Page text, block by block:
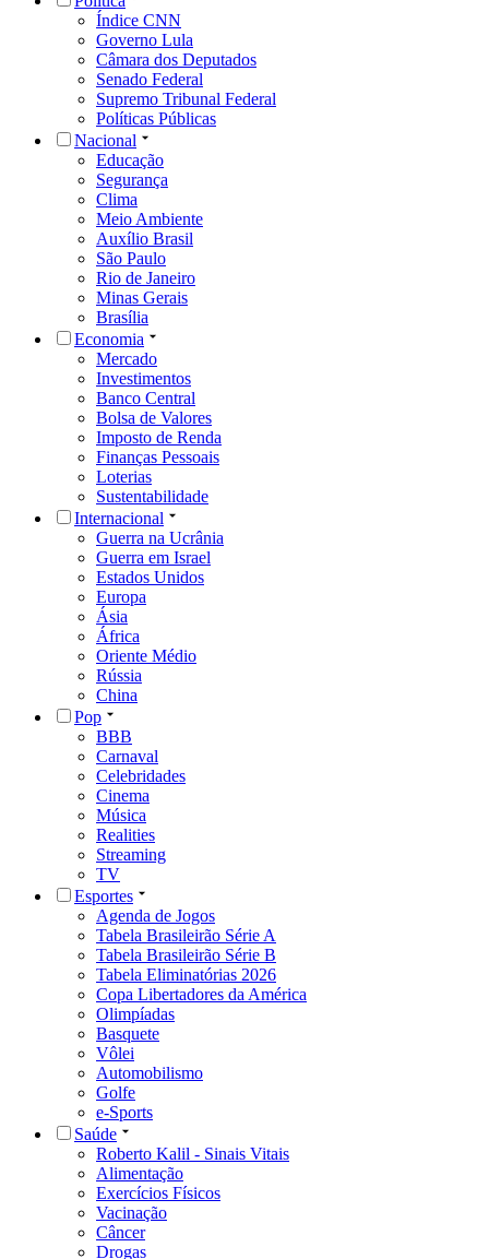
Índice CNN
Governo Lula
Câmara dos Deputados
Senado Federal
Supremo Tribunal Federal
Políticas Públicas
Nacional
Educação
Segurança
Clima
Meio Ambiente
Auxílio Brasil
São Paulo
Rio de Janeiro
Minas Gerais
Brasília
Economia
Mercado
Investimentos
Banco Central
Bolsa de Valores
Imposto de Renda
Finanças Pessoais
Loterias
Sustentabilidade
Internacional
Guerra na Ucrânia
Guerra em Israel
Estados Unidos
Europa
Ásia
África
Oriente Médio
Rússia
China
Pop
BBB
Carnaval
Celebridades
Cinema
Música
Realities
Streaming
TV
Esportes
Agenda de Jogos
Tabela Brasileirão Série A
Tabela Brasileirão Série B
Tabela Eliminatórias 2026
Copa Libertadores da América
Olimpíadas
Basquete
Vôlei
Automobilismo
Golfe
e-Sports
Saúde
Roberto Kalil - Sinais Vitais
Alimentação
Exercícios Físicos
Vacinação
Câncer
Drogas